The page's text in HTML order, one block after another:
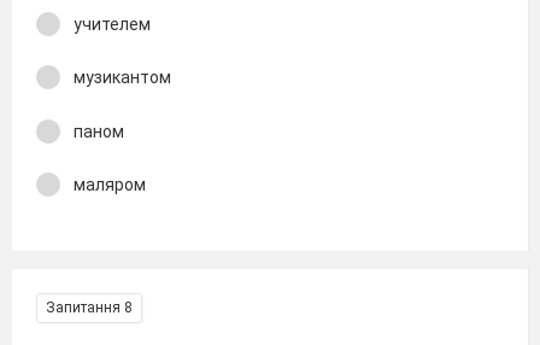
учителем
музикантом
паном
маляром
Запитання 8